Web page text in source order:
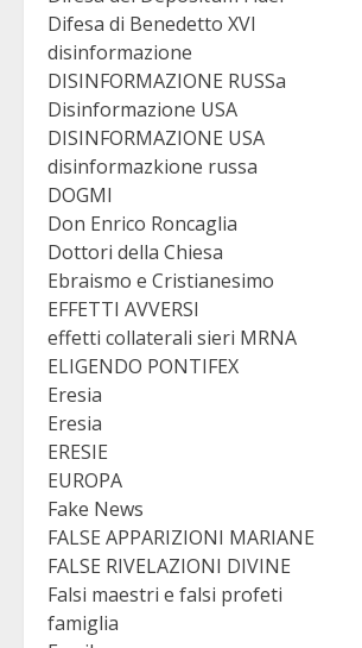
Difesa di Benedetto XVI
disinformazione
DISINFORMAZIONE RUSSa
Disinformazione USA
DISINFORMAZIONE USA
disinformazkione russa
DOGMI
Don Enrico Roncaglia
Dottori della Chiesa
Ebraismo e Cristianesimo
EFFETTI AVVERSI
effetti collaterali sieri MRNA
ELIGENDO PONTIFEX
Eresia
Eresia
ERESIE
EUROPA
Fake News
FALSE APPARIZIONI MARIANE
FALSE RIVELAZIONI DIVINE
Falsi maestri e falsi profeti
famiglia